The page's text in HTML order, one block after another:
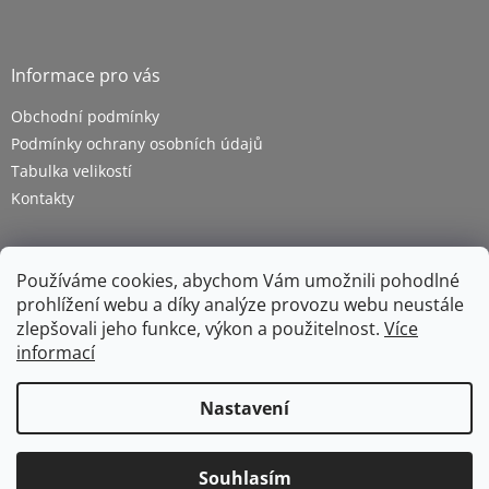
Používáme cookies, abychom Vám umožnili pohodlné
prohlížení webu a díky analýze provozu webu neustále
zlepšovali jeho funkce, výkon a použitelnost. Více
informací
Nastavení
Souhlasím
Informace pro vás
Obchodní podmínky
Podmínky ochrany osobních údajů
Tabulka velikostí
Kontakty
práva vyhrazena.Upravit nastavení cookies